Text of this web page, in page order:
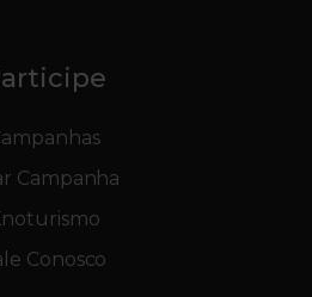
Campanha
Conosco